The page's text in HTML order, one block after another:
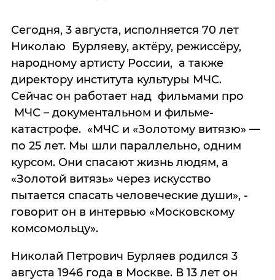
Сегодня, 3 августа, исполняется 70 лет
Николаю Бурляеву, актёру, режиссёру,
народному артисту России, а также
директору института культуры МЧС.
Сейчас он работает над фильмами про
МЧС – документальном и фильме-
катастрофе. «МЧС и «Золотому витязю» —
по 25 лет. Мы шли параллельно, одним
курсом. Они спасают жизнь людям, а
«Золотой витязь» через искусство
пытается спасать человеческие души», -
говорит он в интервью «Московскому
комсомольцу».
Николай Петрович Бурляев родился 3
августа 1946 года в Москве. В 13 лет он